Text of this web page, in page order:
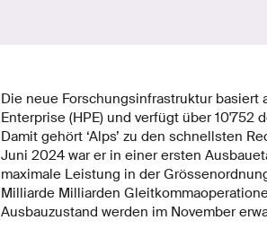
Die neue Forschungsinfrastruktur basiert
Enterprise (HPE) und verfügt über
Damit gehört ‘Alps’ zu den schnellsten
Juni 2024 war er in einer ersten
maximale Leistung in der
Milliarde Milliarden
Ausbauzustand werden im November